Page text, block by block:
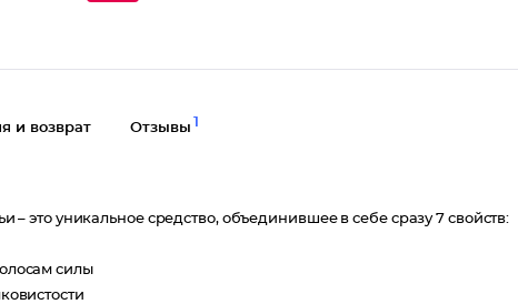
и возврат Отзывы 1
это уникальное средство, объединившее в себе сразу 7 свойств:
силы